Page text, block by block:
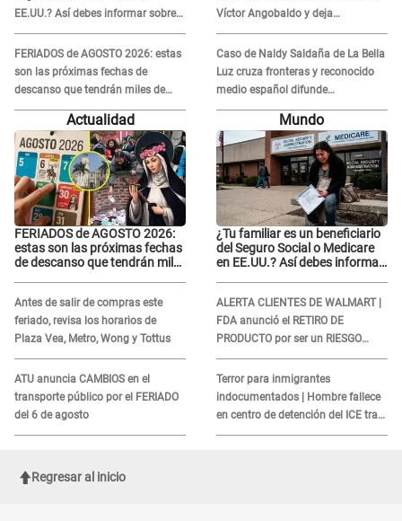
EE.UU.? Así debes informar sobre
su muerte para EVITAR COBROS
FERIADOS de AGOSTO 2026: estas
son las próximas fechas de
descanso que tendrán miles de
peruanos
Víctor Angobaldo y deja
DESGARRADOR mensaje: "Mi
corazón está roto..."
Caso de Naldy Saldaña de La Bella
Luz cruza fronteras y reconocido
medio español difunde
INDIGNANTE video: "Un hombre
semicalvo que le dobla la edad"
Actualidad
FERIADOS de AGOSTO 2026:
estas son las próximas fechas
de descanso que tendrán miles
Antes de salir de compras este
feriado, revisa los horarios de
Plaza Vea, Metro, Wong y Tottus
ATU anuncia CAMBIOS en el
transporte público por el FERIADO
del 6 de agosto
Mundo
¿Tu familiar es un beneficiario
del Seguro Social o Medicare
en EE.UU.? Así debes informar
ALERTA CLIENTES DE WALMART |
FDA anunció el RETIRO DE
PRODUCTO por ser un RIESGO
MORTAL para consumidores: ¿Cuál
es?
Terror para inmigrantes
indocumentados | Hombre fallece
en centro de detención del ICE tras
sufrir una "emergencia médica"
Regresar al inicio